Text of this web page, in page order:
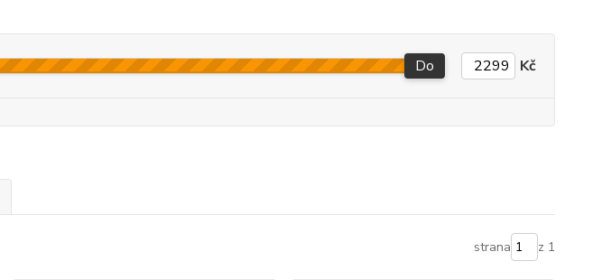
Do Kč
strana z 1